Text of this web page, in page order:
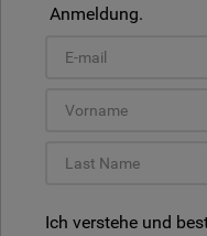
Anmeldung.
Ich verstehe und